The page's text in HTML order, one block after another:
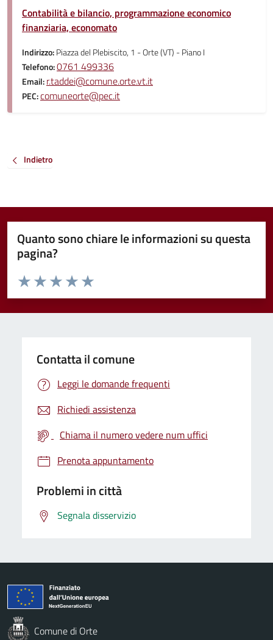
Contabilità e bilancio, programmazione economico
finanziaria, economato
Indirizzo:Piazza del Plebiscito, 1 - Orte (VT) - Piano I
Telefono:0761 499336
Email:r.taddei@comune.orte.vt.it
PEC:comuneorte@pec.it
Indietro
Quanto sono chiare le informazioni su questa
pagina?
Valuta da 1 a 5 stelle la pagina
Valuta 5 stelle su 5
Valuta 4 stelle su 5
Valuta 3 stelle su 5
Valuta 2 stelle su 5
Valuta 1 stelle su 5
Contatta il comune
Leggi le domande frequenti
Richiedi assistenza
Chiama il numero vedere num uffici
Prenota appuntamento
Problemi in città
Segnala disservizio
Comune di Orte